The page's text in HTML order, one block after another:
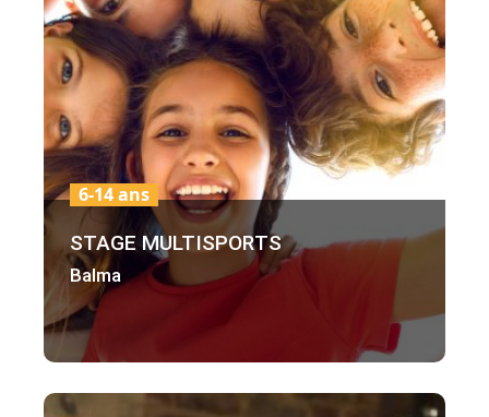
STAGE MULTISPORTS
Balma
6-14 ans